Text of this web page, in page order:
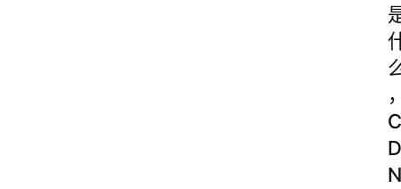
C
D
N